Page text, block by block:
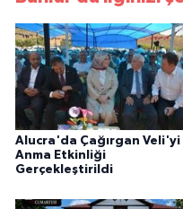
Alucra'da Çağırgan Veli'yi
Anma Etkinliği
Gerçekleştirildi